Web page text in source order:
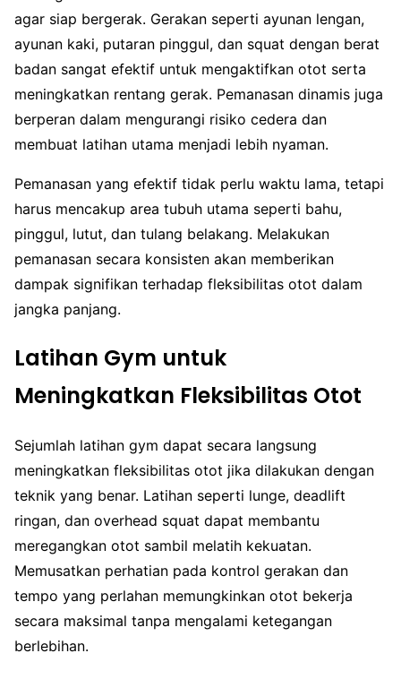
agar siap bergerak. Gerakan seperti ayunan lengan,
ayunan kaki, putaran pinggul, dan squat dengan berat
badan sangat efektif untuk mengaktifkan otot serta
meningkatkan rentang gerak. Pemanasan dinamis juga
berperan dalam mengurangi risiko cedera dan
membuat latihan utama menjadi lebih nyaman.
Pemanasan yang efektif tidak perlu waktu lama, tetapi
harus mencakup area tubuh utama seperti bahu,
pinggul, lutut, dan tulang belakang. Melakukan
pemanasan secara konsisten akan memberikan
dampak signifikan terhadap fleksibilitas otot dalam
jangka panjang.
Latihan Gym untuk
Meningkatkan Fleksibilitas Otot
Sejumlah latihan gym dapat secara langsung
meningkatkan fleksibilitas otot jika dilakukan dengan
teknik yang benar. Latihan seperti lunge, deadlift
ringan, dan overhead squat dapat membantu
meregangkan otot sambil melatih kekuatan.
Memusatkan perhatian pada kontrol gerakan dan
tempo yang perlahan memungkinkan otot bekerja
secara maksimal tanpa mengalami ketegangan
berlebihan.